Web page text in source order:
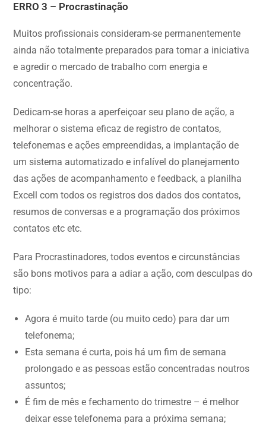
ERRO 3 – Procrastinação
Muitos profissionais consideram-se permanentemente
ainda não totalmente preparados para tomar a iniciativa
e agredir o mercado de trabalho com energia e
concentração.
Dedicam-se horas a aperfeiçoar seu plano de ação, a
melhorar o sistema eficaz de registro de contatos,
telefonemas e ações empreendidas, a implantação de
um sistema automatizado e infalível do planejamento
das ações de acompanhamento e feedback, a planilha
Excell com todos os registros dos dados dos contatos,
resumos de conversas e a programação dos próximos
contatos etc etc.
Para Procrastinadores, todos eventos e circunstâncias
são bons motivos para a adiar a ação, com desculpas do
tipo:
Agora é muito tarde (ou muito cedo) para dar um
telefonema;
Esta semana é curta, pois há um fim de semana
prolongado e as pessoas estão concentradas noutros
assuntos;
É fim de mês e fechamento do trimestre – é melhor
deixar esse telefonema para a próxima semana;